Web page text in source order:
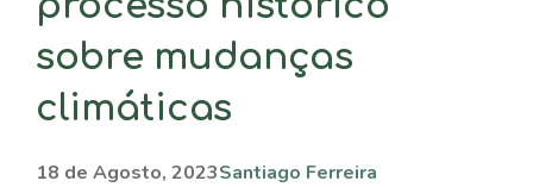
sobre mudanças
climáticas
18 de Agosto, 2023Santiago Ferreira